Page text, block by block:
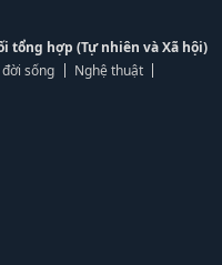
tổng hợp (Tự nhiên và Xã hội)
sống
Nghệ thuật